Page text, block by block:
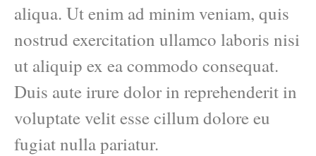
aliqua. Ut enim ad minim veniam, quis
nostrud exercitation ullamco laboris nisi
ut aliquip ex ea commodo consequat.
Duis aute irure dolor in reprehenderit in
voluptate velit esse cillum dolore eu
fugiat nulla pariatur.